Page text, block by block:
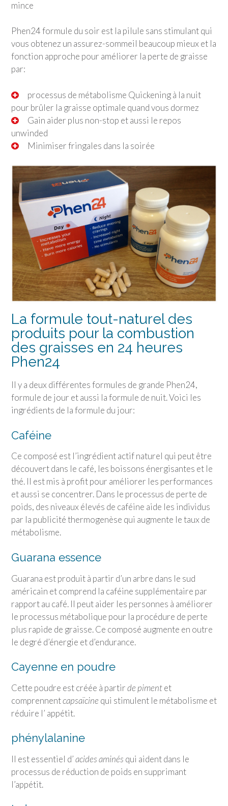
mince
Phen24 formule du soir est la pilule sans stimulant qui
vous obtenez un assurez-sommeil beaucoup mieux et la
fonction approche pour améliorer la perte de graisse
par:
processus de métabolisme Quickening à la nuit
pour brûler la graisse optimale quand vous dormez
Gain aider plus non-stop et aussi le repos
unwinded
Minimiser fringales dans la soirée
La formule tout-naturel des
produits pour la combustion
des graisses en 24 heures
Phen24
Il y a deux différentes formules de grande Phen24,
formule de jour et aussi la formule de nuit. Voici les
ingrédients de la formule du jour:
Caféine
Ce composé est l’ingrédient actif naturel qui peut être
découvert dans le café, les boissons énergisantes et le
thé. Il est mis à profit pour améliorer les performances
et aussi se concentrer. Dans le processus de perte de
poids, des niveaux élevés de caféine aide les individus
par la publicité thermogenèse qui augmente le taux de
métabolisme.
Guarana essence
Guarana est produit à partir d’un arbre dans le sud
américain et comprend la caféine supplémentaire par
rapport au café. Il peut aider les personnes à améliorer
le processus métabolique pour la procédure de perte
plus rapide de graisse. Ce composé augmente en outre
le degré d’énergie et d’endurance.
Cayenne en poudre
Cette poudre est créée à partirde pimentet
comprennentcapsaïcine qui stimulent le métabolisme et
réduire l’ appétit.
phénylalanine
Il est essentiel d’acides aminés qui aident dans le
processus de réduction de poids en supprimant
l’appétit.